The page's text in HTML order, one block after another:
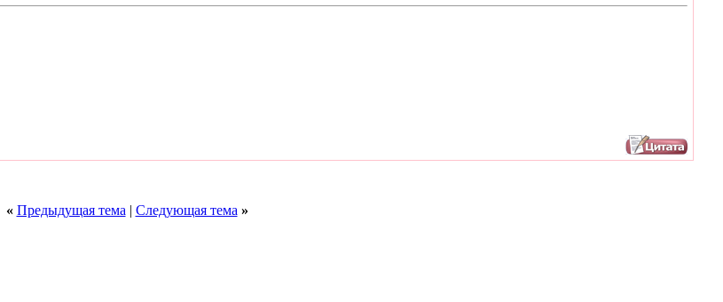
« Предыдущая тема | Следующая тема »